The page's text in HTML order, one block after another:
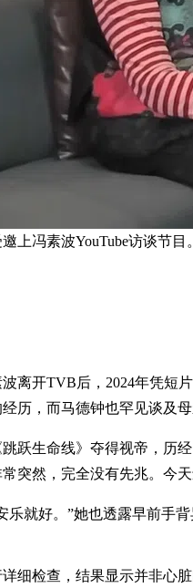
上冯素波YouTube访谈节目
波离开TVB后，2024年凭
历，而马德钟也罕见谈及
跃生命线》夺得视帝，历
突然，完全没有先兆。今
乐就好。”她也透露早前手
细检查，结果显示并非心